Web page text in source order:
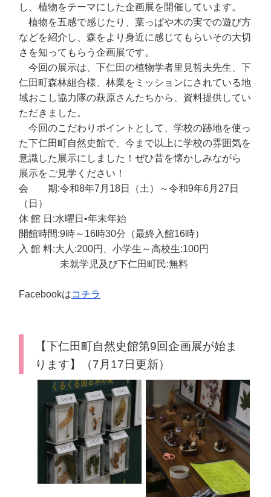
し、植物をテーマにした企画展を開催しています。
植物を五感で感じたり、葉っぱや木の実での遊び方
などを紹介し、森をより身近に感じてもらいその大切
さを知ってもらう企画展です。
今回の展示は、下仁田の植物学者里見哲夫先生、下
仁田町森林組合様、林業をミッションにされている地
域おこし協力隊の萩原さんたちから、資料提供してい
ただきました。
今回のこだわりポイントとして、学校の跡地を使っ
た下仁田町自然史館で、今まで以上に学校の雰囲気を
意識した展示にしました！ぜひ昔を懐かしみながら
展示をご見学ください！
会 期:令和8年7月18日（土）～令和9年6月27日
（日）
休 館 日:水曜日•年末年始
開館時間:9時～16時30分（最終入館16時）
入 館 料:大人:200円、小学生～高校生:100円
未就学児及び下仁田町民:無料
Facebookはコチラ
【下仁田町自然史館第9回企画展が始ま
ります】（7月17日更新）